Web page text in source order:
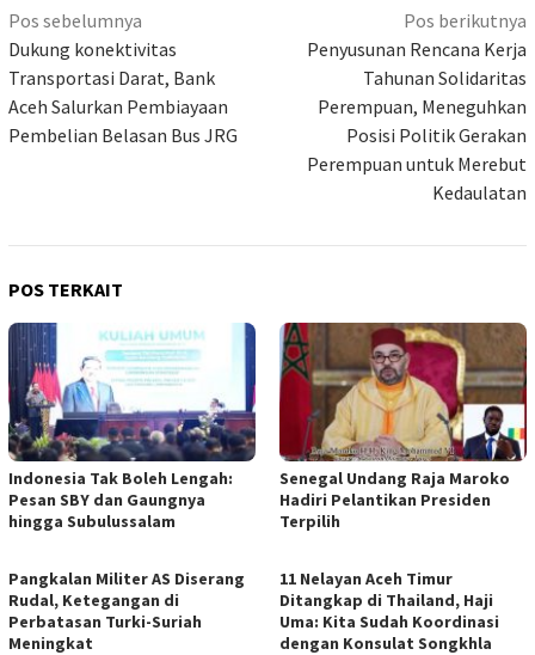
Navigasi
pos
Pos sebelumnya
Dukung konektivitas
Transportasi Darat, Bank
Aceh Salurkan Pembiayaan
Pembelian Belasan Bus JRG
Pos berikutnya
Penyusunan Rencana Kerja
Tahunan Solidaritas
Perempuan, Meneguhkan
Posisi Politik Gerakan
Perempuan untuk Merebut
Kedaulatan
POS TERKAIT
Indonesia Tak Boleh Lengah:
Pesan SBY dan Gaungnya
hingga Subulussalam
Senegal Undang Raja Maroko
Hadiri Pelantikan Presiden
Terpilih
Pangkalan Militer AS Diserang
Rudal, Ketegangan di
Perbatasan Turki-Suriah
Meningkat
11 Nelayan Aceh Timur
Ditangkap di Thailand, Haji
Uma: Kita Sudah Koordinasi
dengan Konsulat Songkhla